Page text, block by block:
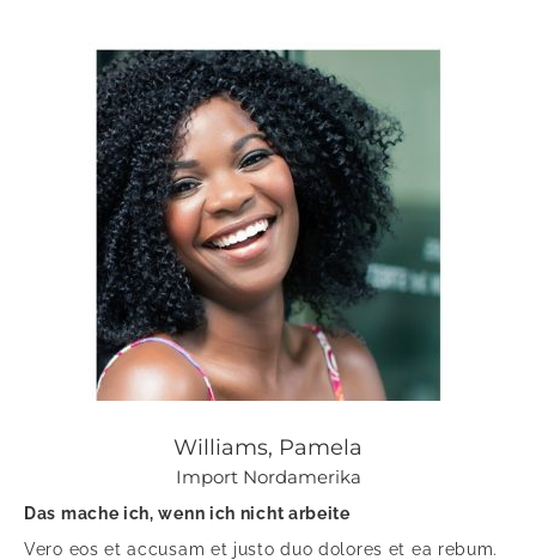
Williams, Pamela
Import Nordamerika
Das mache ich, wenn ich nicht arbeite
Vero eos et accusam et justo duo dolores et ea rebum.